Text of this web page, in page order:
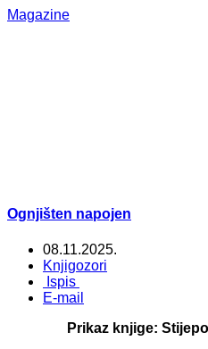
Magazine
Ognjišten napojen
08.11.2025.
Knjigozori
Ispis
E-mail
Prikaz knjige: